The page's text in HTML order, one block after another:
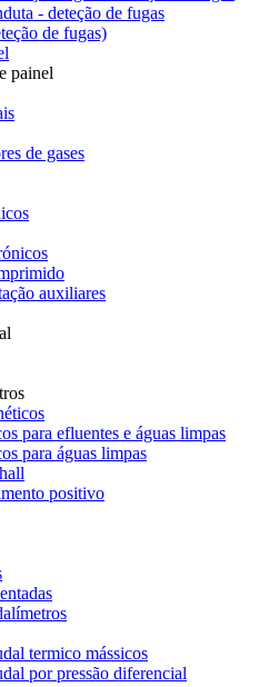
- deteção de fugas
de fugas)
painel
de gases
auxiliares
para efluentes e águas limpas
para águas limpas
positivo
termico mássicos
por pressão diferencial